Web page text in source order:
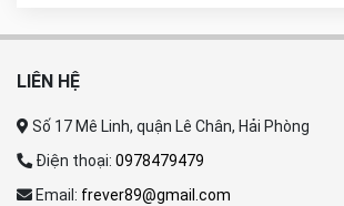
LIÊN HỆ
Số 17 Mê Linh, quận Lê Chân, Hải Phòng
Điện thoại: 0978479479
Email: frever89@gmail.com